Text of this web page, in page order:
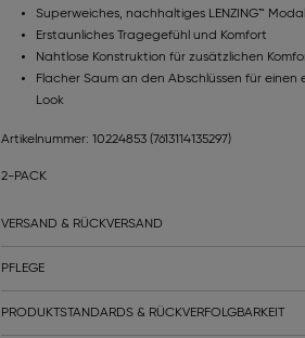
Superweiches, nachhaltiges LENZING™ Modal
Erstaunliches Tragegefühl und Komfort
Nahtlose Konstruktion für zusätzlichen
Flacher Saum an den Abschlüssen für
Look
Artikelnummer: 10224853 (7613114135297)
2-PACK
VERSAND & RÜCKVERSAND
PFLEGE
PRODUKTSTANDARDS & RÜCKVERFOLGBARKEIT